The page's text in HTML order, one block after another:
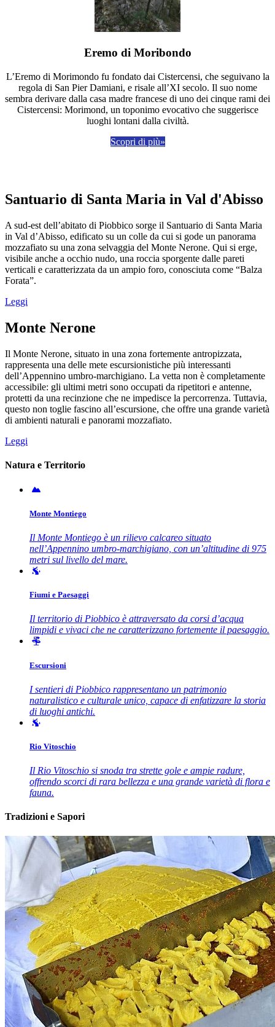
Eremo di Moribondo
L’Eremo di Morimondo fu fondato dai Cistercensi, che seguivano la
regola di San Pier Damiani, e risale all’XI secolo. Il suo nome
sembra derivare dalla casa madre francese di uno dei cinque rami dei
Cistercensi: Morimond, un toponimo evocativo che suggerisce
luoghi lontani dalla civiltà.
Scopri di più»
Santuario di Santa Maria in Val d'Abisso
A sud-est dell’abitato di Piobbico sorge il Santuario di Santa Maria
in Val d’Abisso, edificato su un colle da cui si gode un panorama
mozzafiato su una zona selvaggia del Monte Nerone. Qui si erge,
visibile anche a occhio nudo, una roccia sporgente dalle pareti
verticali e caratterizzata da un ampio foro, conosciuta come “Balza
Forata”.
Leggi
Monte Nerone
Il Monte Nerone, situato in una zona fortemente antropizzata,
rappresenta una delle mete escursionistiche più interessanti
dell’Appennino umbro-marchigiano. La vetta non è completamente
accessibile: gli ultimi metri sono occupati da ripetitori e antenne,
protetti da una recinzione che ne impedisce la percorrenza. Tuttavia,
questo non toglie fascino all’escursione, che offre una grande varietà
di ambienti naturali e panorami mozzafiato.
Leggi
Natura e Territorio
Monte Montiego
Il Monte Montiego è un rilievo calcareo situato
nell’Appennino umbro-marchigiano, con un’altitudine di 975
metri sul livello del mare.
Fiumi e Paesaggi
Il territorio di Piobbico è attraversato da corsi d’acqua
limpidi e vivaci che ne caratterizzano fortemente il paesaggio.
Escursioni
I sentieri di Piobbico rappresentano un patrimonio
naturalistico e culturale unico, capace di enfatizzare la storia
di luoghi antichi.
Rio Vitoschio
Il Rio Vitoschio si snoda tra strette gole e ampie radure,
offrendo scorci di rara bellezza e una grande varietà di flora e
fauna.
Tradizioni e Sapori